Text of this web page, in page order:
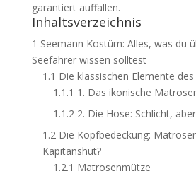
garantiert auffallen.
Inhaltsverzeichnis
1 Seemann Kostüm: Alles, was du
Seefahrer wissen solltest
1.1 Die klassischen Elemente
1.1.1 1. Das ikonische
1.1.22. Die Hose: Schlicht,
1.2Die Kopfbedeckung:
Kapitänshut?
1.2.1 Matrosenmütze